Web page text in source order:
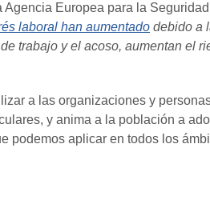
Europea para la
laboral han aumentado debido a
trabajo y el acoso, aumentan el
a las organizaciones y
y anima a la población a
podemos aplicar en todos los